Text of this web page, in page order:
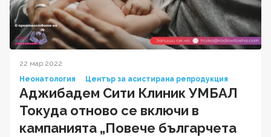
22 мар 2022
Неонатология
Център за асистирана репродукция
Аджибадем Сити Клиник УМБАЛ
Токуда отново се включи в
кампанията „Повече българчета